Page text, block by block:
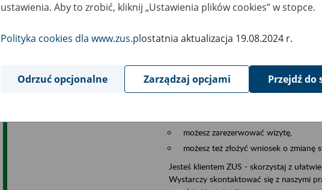
możesz skorzystać z aplikacji
ubezpieczeń, wypełnisz i
ZUS,
możesz złożyć wniosek o wydanie
masz dostęp do zwolnień lekarskich
Jeśli jesteś świadczeniobiorcą
masz dostęp m.in. do formularza
do formularza PIT 40A, czyli
możesz zarezerwować wizytę,
możesz też złożyć wniosek o zmianę
Jesteś klientem ZUS - skorzystaj z
Wystarczy skontaktować się z naszymi
ustawienia. Aby to zrobić, kliknij „Ustawienia plików cookies” w stopce.
Polityka cookies dla www.zus.plostatnia aktualizacja 19.08.2024 r.
Odrzuć opcjonalne Zarządzaj opcjami Przejdź do